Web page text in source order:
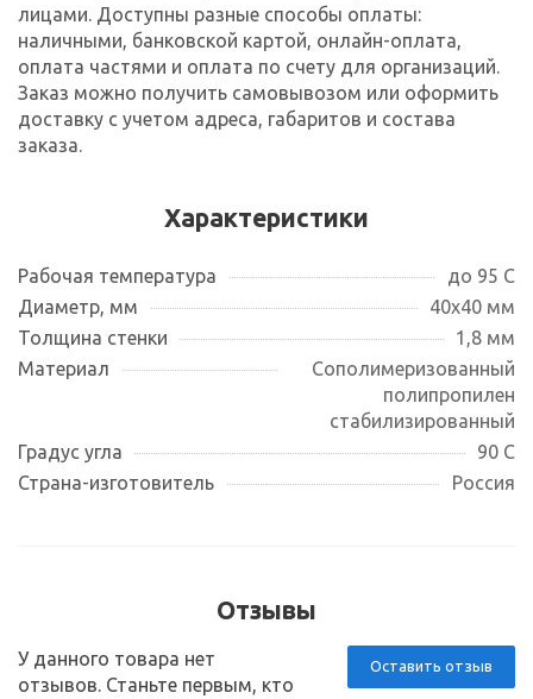
лицами. Доступны разные способы оплаты:
наличными, банковской картой, онлайн-оплата,
оплата частями и оплата по счету для организаций.
Заказ можно получить самовывозом или оформить
доставку с учетом адреса, габаритов и состава
заказа.
Характеристики
Рабочая температура
до 95 С
Диаметр, мм
40х40 мм
Толщина стенки
1,8 мм
Материал
Сополимеризованный
полипропилен
стабилизированный
Градус угла
90 С
Страна-изготовитель
Россия
Отзывы
Оставить отзыв
У данного товара нет
отзывов. Станьте первым, кто